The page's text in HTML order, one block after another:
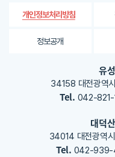
개인정보처리방침
정보공개
유
34158 대전광역
Tel. 042-821-
대덕
34014 대전광역
Tel. 042-939-